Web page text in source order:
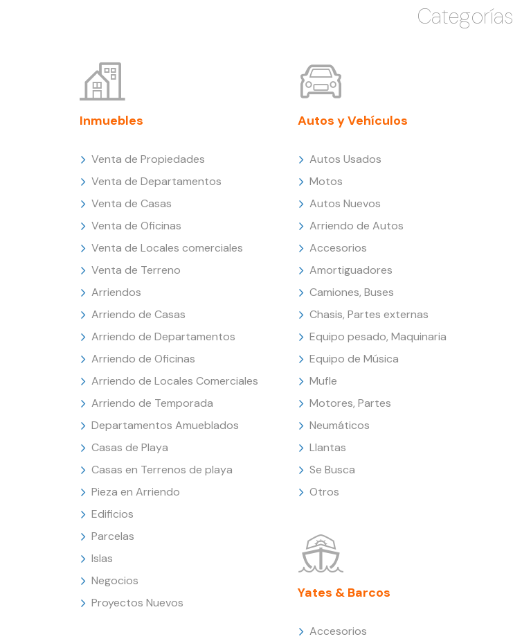
Categorías
Inmuebles
Venta de Propiedades
Venta de Departamentos
Venta de Casas
Venta de Oficinas
Venta de Locales comerciales
Venta de Terreno
Arriendos
Arriendo de Casas
Arriendo de Departamentos
Arriendo de Oficinas
Arriendo de Locales Comerciales
Arriendo de Temporada
Departamentos Amueblados
Casas de Playa
Casas en Terrenos de playa
Pieza en Arriendo
Edificios
Parcelas
Islas
Negocios
Proyectos Nuevos
Autos y Vehículos
Autos Usados
Motos
Autos Nuevos
Arriendo de Autos
Accesorios
Amortiguadores
Camiones, Buses
Chasis, Partes externas
Equipo pesado, Maquinaria
Equipo de Música
Mufle
Motores, Partes
Neumáticos
Llantas
Se Busca
Otros
Yates & Barcos
Accesorios